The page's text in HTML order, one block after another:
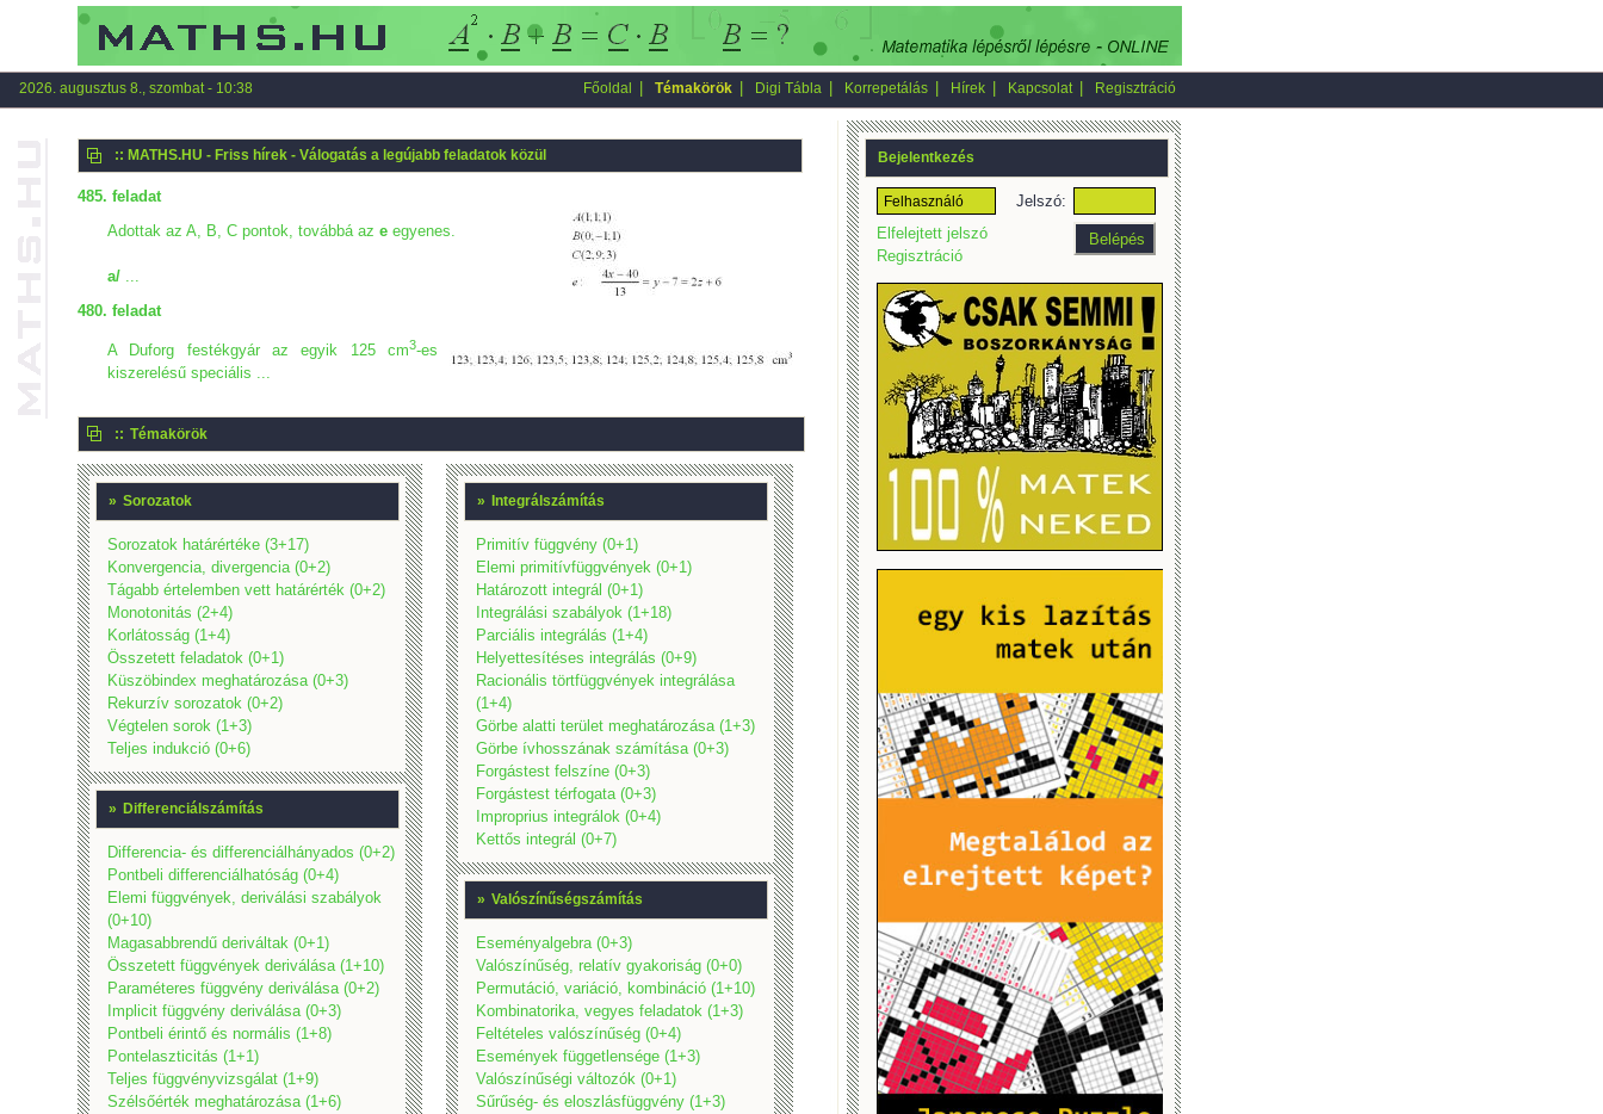
2026. augusztus 8., szombat - 10:38 Főoldal Témakörök Digi Tábla Korrepetálás Hírek Kapcsolat Regisztráció
:: MATHS.HU - Friss hírek - Válogatás a legújabb feladatok közül
485. feladat
Adottak az A, B, C pontok, továbbá az e egyenes.
a/ ...
480. feladat
A Duforg festékgyár az egyik 125 cm3-es
kiszerelésű speciális ...
:: Témakörök
» Sorozatok
Sorozatok határértéke (3+17)
Konvergencia, divergencia (0+2)
Tágabb értelemben vett határérték (0+2)
Monotonitás (2+4)
Korlátosság (1+4)
Összetett feladatok (0+1)
Küszöbindex meghatározása (0+3)
Rekurzív sorozatok (0+2)
Végtelen sorok (1+3)
Teljes indukció (0+6)
» Differenciálszámítás
Differencia- és differenciálhányados (0+2)
Pontbeli differenciálhatóság (0+4)
Elemi függvények, deriválási szabályok
(0+10)
Magasabbrendű deriváltak (0+1)
Összetett függvények deriválása (1+10)
Paraméteres függvény deriválása (0+2)
Implicit függvény deriválása (0+3)
Pontbeli érintő és normális (1+8)
Pontelaszticitás (1+1)
Teljes függvényvizsgálat (1+9)
Szélsőérték meghatározása (1+6)
» Integrálszámítás
Primitív függvény (0+1)
Elemi primitívfüggvények (0+1)
Határozott integrál (0+1)
Integrálási szabályok (1+18)
Parciális integrálás (1+4)
Helyettesítéses integrálás (0+9)
Racionális törtfüggvények integrálása
(1+4)
Görbe alatti terület meghatározása (1+3)
Görbe ívhosszának számítása (0+3)
Forgástest felszíne (0+3)
Forgástest térfogata (0+3)
Improprius integrálok (0+4)
Kettős integrál (0+7)
» Valószínűségszámítás
Eseményalgebra (0+3)
Valószínűség, relatív gyakoriság (0+0)
Permutáció, variáció, kombináció (1+10)
Kombinatorika, vegyes feladatok (1+3)
Feltételes valószínűség (0+4)
Események függetlensége (1+3)
Valószínűségi változók (0+1)
Sűrűség- és eloszlásfüggvény (1+3)
Bejelentkezés
Jelszó:
Elfelejtett jelszó
Regisztráció